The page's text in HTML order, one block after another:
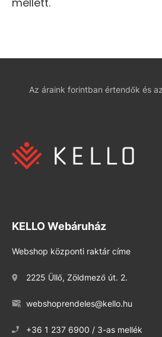
Az áraink forintban értendők és
KELLO Webáruház
Webshop központi raktár címe
2225 Üllő, Zöldmező út. 2.
webshoprendeles@kello.hu
+36 1 237 6900 / 3-as mellék